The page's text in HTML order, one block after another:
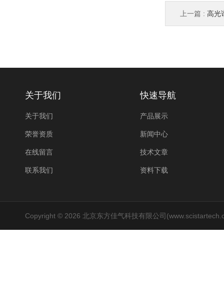
上一篇 : 高光
关于我们
关于我们
荣誉资质
在线留言
联系我们
快速导航
产品展示
新闻中心
技术文章
资料下载
Copyright © 2026 北京东方佳气科技有限公司